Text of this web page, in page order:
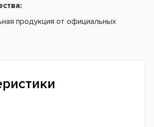
Укрпочты
из Европы:
-
продукция от официальных